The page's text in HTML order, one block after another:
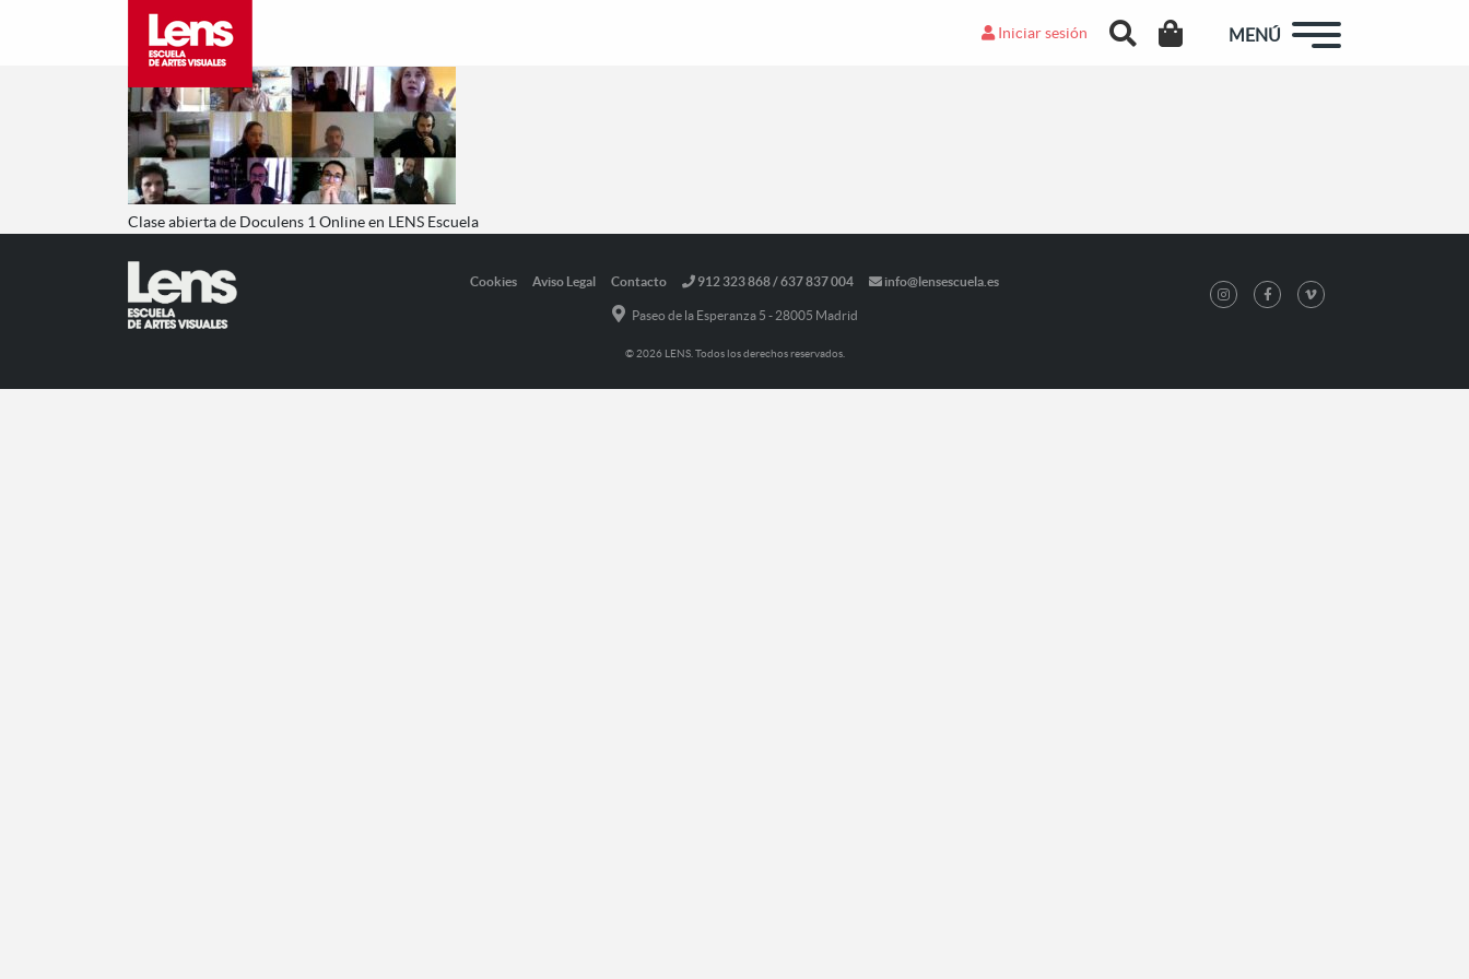
Iniciar sesión MENÚ
Clase abierta de Doculens 1 Online en LENS Escuela
Cookies Aviso Legal Contacto 912 323 868 / 637 837 004 info@lensescuela.es
Paseo de la Esperanza 5 - 28005 Madrid
© 2026 LENS. Todos los derechos reservados.